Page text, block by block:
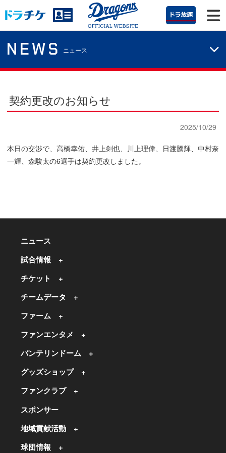
NEWS ニュース
契約更改のお知らせ
2025/10/29
本日の交渉で、高橋幸佑、井上剣也、川上理偉、日渡騰輝、中村奈
一輝、森駿太の6選手は契約更改しました。
ニュース
試合情報
チケット
チームデータ
ファーム
ファンエンタメ
バンテリンドーム
グッズショップ
ファンクラブ
スポンサー
地域貢献活動
球団情報